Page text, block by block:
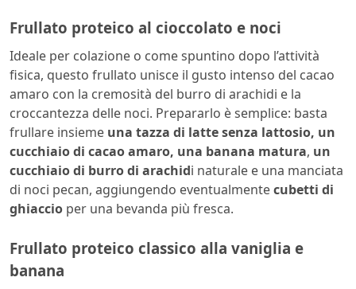
Frullato proteico al cioccolato e noci
Ideale per colazione o come spuntino dopo l’attività
fisica, questo frullato unisce il gusto intenso del cacao
amaro con la cremosità del burro di arachidi e la
croccantezza delle noci. Prepararlo è semplice: basta
frullare insieme una tazza di latte senza lattosio, un
cucchiaio di cacao amaro, una banana matura, un
cucchiaio di burro di arachidi naturale e una manciata
di noci pecan, aggiungendo eventualmentecubetti di
ghiaccio per una bevanda più fresca.
Frullato proteico classico alla vaniglia e
banana